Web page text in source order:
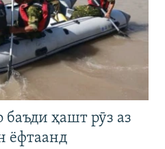
баъди ҳашт рӯз аз
ёфтаанд